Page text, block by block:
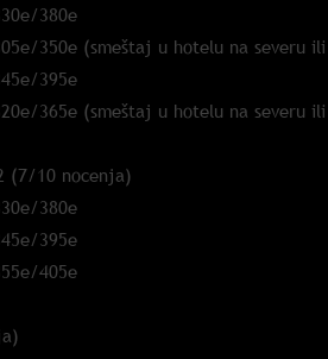
380e
350e (smeštaj u hotelu na severu
395e
365e (smeštaj u hotelu na severu
(7/10 nocenja)
380e
395e
405e